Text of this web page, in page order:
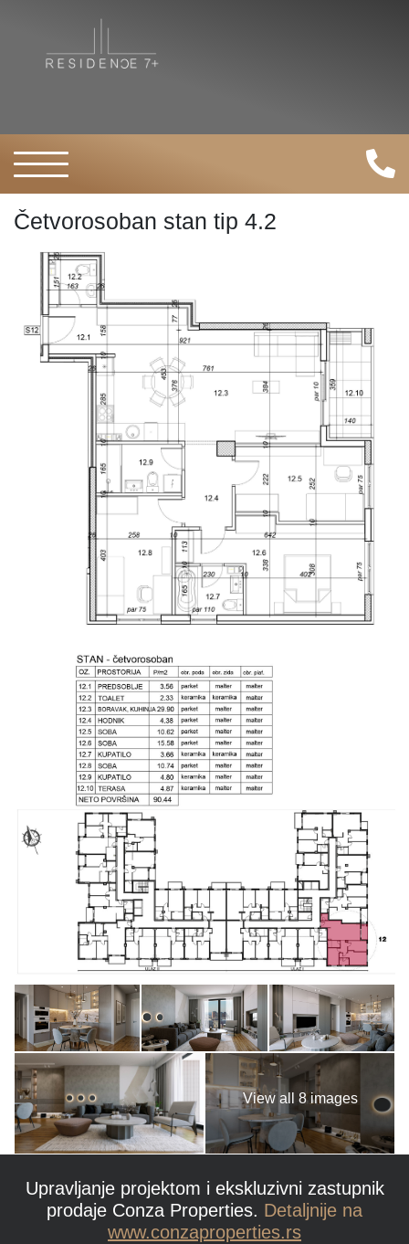
Četvorosoban stan tip 4.2
View all 8 images
Upravljanje projektom i ekskluzivni zastupnik
prodaje Conza Properties. Detaljnije na
www.conzaproperties.rs